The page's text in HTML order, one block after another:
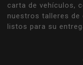
carta de vehículos,
nuestros talleres
listos para su